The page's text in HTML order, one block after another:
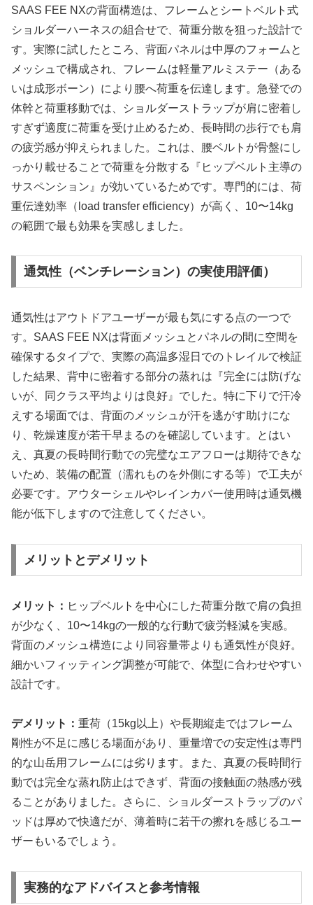
SAAS FEE NXの背面構造は、フレームとシートベルト式
ショルダーハーネスの組合せで、荷重分散を狙った設計で
す。実際に試したところ、背面パネルは中厚のフォームと
メッシュで構成され、フレームは軽量アルミステー（ある
いは成形ボーン）により腰へ荷重を伝達します。急登での
体幹と荷重移動では、ショルダーストラップが肩に密着し
すぎず適度に荷重を受け止めるため、長時間の歩行でも肩
の疲労感が抑えられました。これは、腰ベルトが骨盤にし
っかり載せることで荷重を分散する『ヒップベルト主導の
サスペンション』が効いているためです。専門的には、荷
重伝達効率（load transfer efficiency）が高く、10〜14kg
の範囲で最も効果を実感しました。
通気性（ベンチレーション）の実使用評価）
通気性はアウトドアユーザーが最も気にする点の一つで
す。SAAS FEE NXは背面メッシュとパネルの間に空間を
確保するタイプで、実際の高温多湿日でのトレイルで検証
した結果、背中に密着する部分の蒸れは『完全には防げな
いが、同クラス平均よりは良好』でした。特に下りで汗冷
えする場面では、背面のメッシュが汗を逃がす助けにな
り、乾燥速度が若干早まるのを確認しています。とはい
え、真夏の長時間行動での完璧なエアフローは期待できな
いため、装備の配置（濡れものを外側にする等）で工夫が
必要です。アウターシェルやレインカバー使用時は通気機
能が低下しますので注意してください。
メリットとデメリット
メリット： ヒップベルトを中心にした荷重分散で肩の負担
が少なく、10〜14kgの一般的な行動で疲労軽減を実感。
背面のメッシュ構造により同容量帯よりも通気性が良好。
細かいフィッティング調整が可能で、体型に合わせやすい
設計です。
デメリット： 重荷（15kg以上）や長期縦走ではフレーム
剛性が不足に感じる場面があり、重量増での安定性は専門
的な山岳用フレームには劣ります。また、真夏の長時間行
動では完全な蒸れ防止はできず、背面の接触面の熱感が残
ることがありました。さらに、ショルダーストラップのパ
ッドは厚めで快適だが、薄着時に若干の擦れを感じるユー
ザーもいるでしょう。
実務的なアドバイスと参考情報